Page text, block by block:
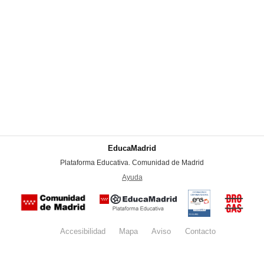
EducaMadrid
Plataforma Educativa. Comunidad de Madrid
Ayuda
Certificación
conformidad
con el
Nacional de
Seguridad
del
Accesibilidad Mapa Aviso legalContacto